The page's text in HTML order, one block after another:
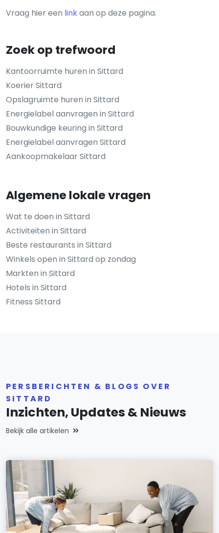
Vraag hier een linkaan op deze pagina.
Zoek op trefwoord
Kantoorruimte huren in Sittard
Koerier Sittard
Opslagruimte huren in Sittard
Energielabel aanvragen in Sittard
Bouwkundige keuring in Sittard
Energielabel aanvragen Sittard
Aankoopmakelaar Sittard
Algemene lokale vragen
Wat te doen in Sittard
Activiteiten in Sittard
Beste restaurants in Sittard
Winkels open in Sittard op zondag
Markten in Sittard
Hotels in Sittard
Fitness Sittard
PERSBERICHTEN & BLOGS OVER
SITTARD
Inzichten, Updates & Nieuws
Bekijk alle artikelen